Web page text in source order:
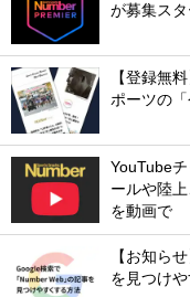
が募集スタ
【登録無
ポーツの
YouTube
ールや陸
を動画で
【お知ら
を見つけ